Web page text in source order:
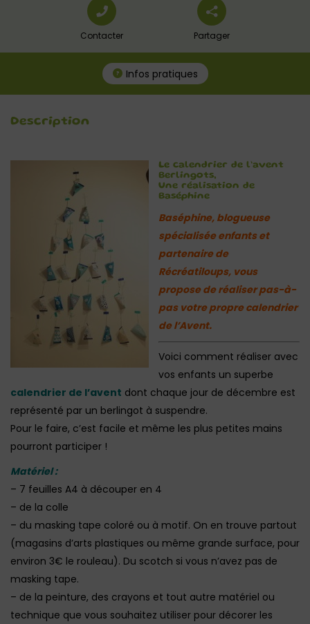
Contacter Partager
Infos pratiques
Description
Le calendrier de l’avent
Berlingots,
Une réalisation de
Baséphine
Baséphine, blogueuse
spécialisée enfants et
partenaire de
Récréatiloups, vous
propose de réaliser pas-à-
pas votre propre calendrier
de l’Avent.
Voici comment réaliser avec
vos enfants un superbe
calendrier de l’avent dont chaque jour de décembre est
représenté par un berlingot à suspendre.
Pour le faire, c’est facile et même les plus petites mains
pourront participer !
Matériel :
– 7 feuilles A4 à découper en 4
– de la colle
– du masking tape coloré ou à motif. On en trouve partout
(magasins d’arts plastiques ou même grande surface, pour
environ 3€ le rouleau). Du scotch si vous n’avez pas de
masking tape.
– de la peinture, des crayons et tout autre matériel ou
technique que vous souhaitez utiliser pour décorer les